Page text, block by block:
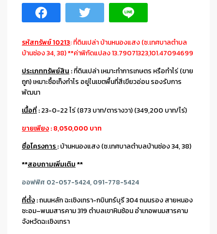
รหัสทรัพย์ 10213: ที่ดินเปล่า บ้านหนองแสง (ซ.เทศบาลตำบล
บ้านซ่อง 34, 38) **ค่าพิกัดแปลง 13.79071323,101.47094699
ประเภททรัพย์สิน :ที่ดินเปล่า เหมาะทำการเกษตร หรือทำไร่ (ขาย
ถูก) เหมาะซื้อเก็งกําไร อยู่ในเขตพื้นที่สีเขียวอ่อน รองรับการ
พัฒนา
เนื้อที่:23-0-22 ไร่ (873 บาท/ตารางวา) (349,200 บาท/ไร่)
ขายเพียง: 8,050,000 บาท
ชื่อโครงการ:บ้านหนองแสง (ซ.เทศบาลตำบลบ้านซ่อง 34, 38)
**สอบถามเพิ่มเติม**
ออฟฟิศ 02-057-5424, 091-778-5424
ที่ตั้ง:ถนนหลัก ฉะเชิงเทรา-กบินทร์บุรี 304 ถนนรอง สายหนอง
ชะอม–พนมสารคาม 319 ตำบลเขาหินซ้อน อำเภอพนมสารคาม
จังหวัดฉะเชิงเทรา